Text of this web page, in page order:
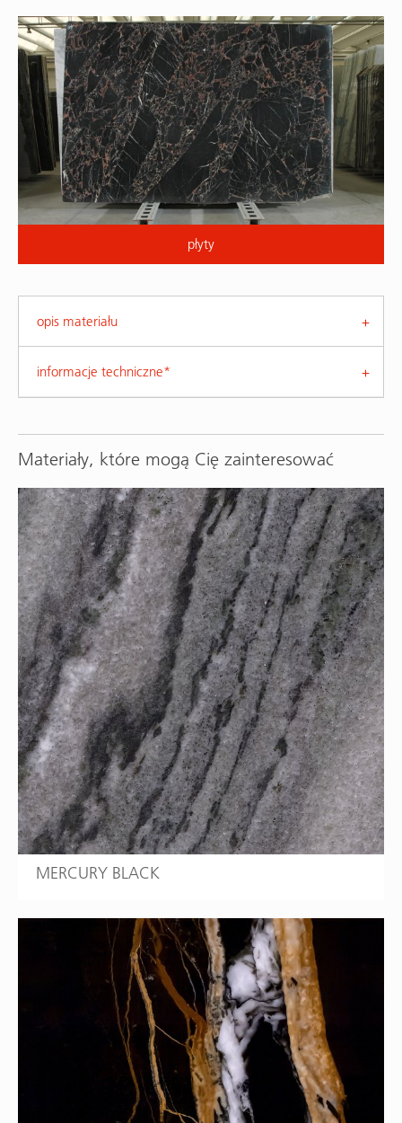
płyty
opis materiału
informacje techniczne*
Materiały, które mogą Cię zainteresować
MERCURY BLACK